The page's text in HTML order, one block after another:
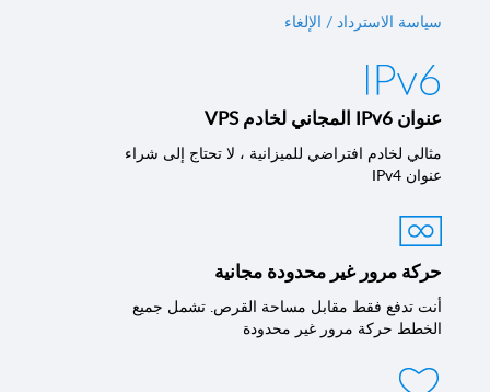
سياسة الاسترداد / الإلغاء
عنوان IPv6 المجاني لخادم VPS
مثالي لخادم افتراضي للميزانية ، لا تحتاج إلى شراء
عنوان IPv4
حركة مرور غير محدودة مجانية
أنت تدفع فقط مقابل مساحة القرص. تشمل جميع
الخطط حركة مرور غير محدودة